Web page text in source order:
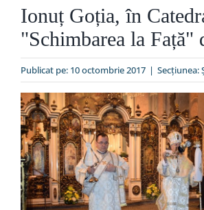
Liturgic
Special
Ionuț Goția, în
"Schimbarea la Față"
Publicat pe: 10 octombrie 2017 | Secțiunea: